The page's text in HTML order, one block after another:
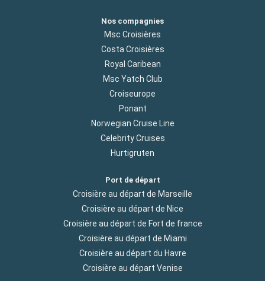
Nos compagnies
Msc Croisières
Costa Croisières
Royal Caribean
Msc Yatch Club
Croiseurope
Ponant
Norwegian Cruise Line
Celebrity Cruises
Hurtigruten
Port de départ
Croisière au départ de Marseille
Croisière au départ de Nice
Croisière au départ de Fort de france
Croisière au départ de Miami
Croisière au départ du Havre
Croisière au départ Venise